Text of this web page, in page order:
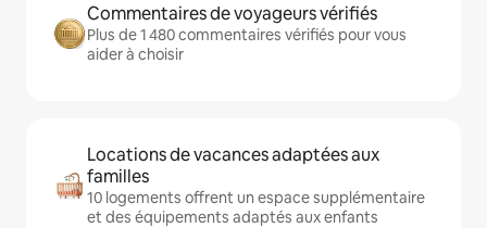
Commentaires de voyageurs vérifiés
Plus de 1 480 commentaires vérifiés pour vous
aider à choisir
Locations de vacances adaptées aux
familles
10 logements offrent un espace supplémentaire
et des équipements adaptés aux enfants